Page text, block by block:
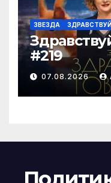
ЗВЕЗДА
#219
07.08.2026